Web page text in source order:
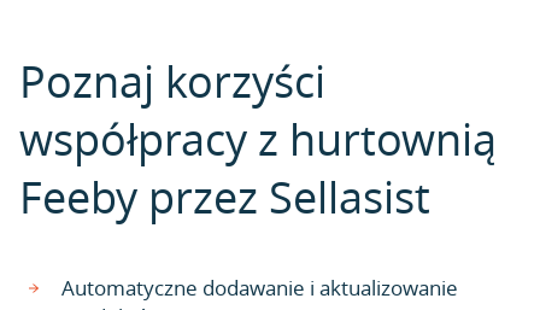
Poznaj korzyści
współpracy z hurtownią
Feeby przez Sellasist
Automatyczne dodawanie i aktualizowanie